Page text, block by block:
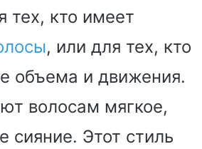
тех, кто имеет
, или для тех, кто
объема и движения.
волосам мягкое,
сияние. Этот стиль